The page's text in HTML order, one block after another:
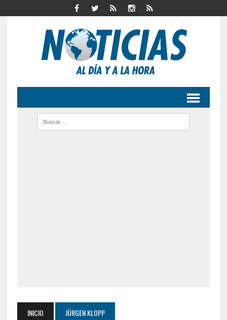
INICIO JÜRGEN KLOPP